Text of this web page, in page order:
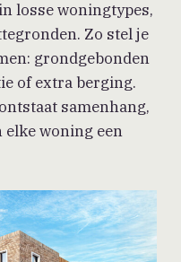
losse woningtypes,
Zo stel je
grondgebonden
of extra berging.
samenhang,
woning een